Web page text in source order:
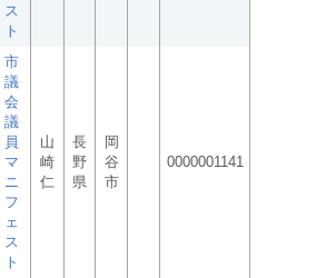
ス
ト
市
議
会
議
員
マ
ニ
フ
ェ
ス
ト
山
崎
仁
長
野
県
岡
谷
市
0000001141